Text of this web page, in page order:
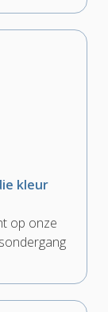
kleur
op onze